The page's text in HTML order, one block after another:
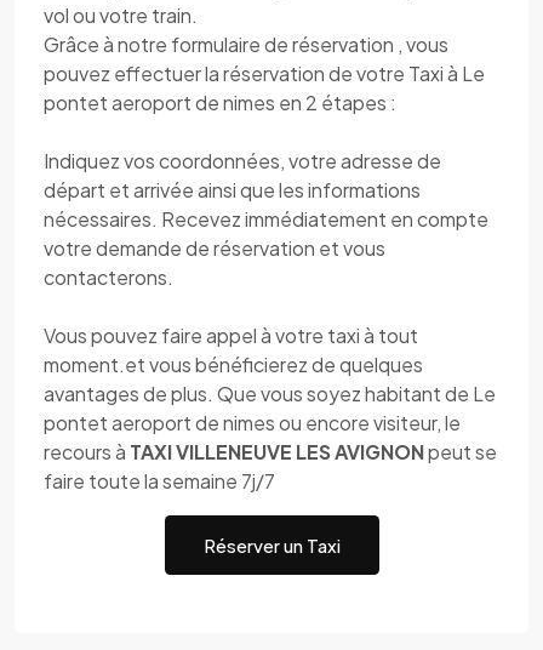
vol ou votre train.
Grâce à notre formulaire de réservation , vous
pouvez effectuer la réservation de votre Taxi à Le
pontet aeroport de nimes en 2 étapes :
Indiquez vos coordonnées, votre adresse de
départ et arrivée ainsi que les informations
nécessaires. Recevez immédiatement en compte
votre demande de réservation et vous
contacterons.
Vous pouvez faire appel à votre taxi à tout
moment.et vous bénéficierez de quelques
avantages de plus. Que vous soyez habitant de Le
pontet aeroport de nimes ou encore visiteur, le
recours à TAXI VILLENEUVE LES AVIGNONpeut se
faire toute la semaine 7j/7
Réserver un Taxi